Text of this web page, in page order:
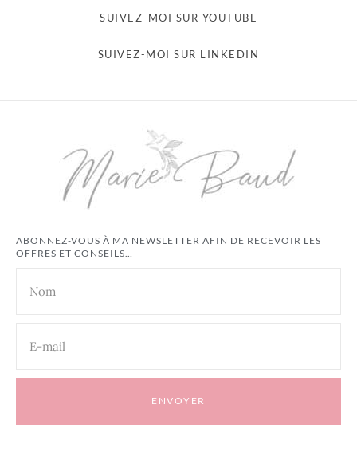
SUIVEZ-MOI SUR YOUTUBE
SUIVEZ-MOI SUR LINKEDIN
ABONNEZ-VOUS À MA NEWSLETTER AFIN DE RECEVOIR LES
OFFRES ET CONSEILS…
ENVOYER